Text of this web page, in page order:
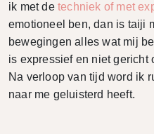
ik met de techniek of met
emotioneel ben, dan is taiji
bewegingen alles wat mij
is expressief en niet gericht
Na verloop van tijd word ik
naar me geluisterd heeft.